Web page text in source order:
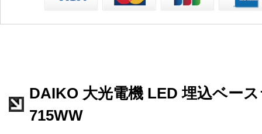
DAIKO 大光電機 LED 埋込ベー
715WW